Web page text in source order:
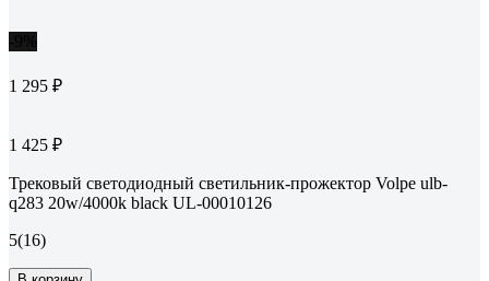
1 295 ₽
1 425 ₽
Трековый светодиодный светильник-прожектор Volpe ulb-
q283 20w/4000k black UL-00010126
5(16)